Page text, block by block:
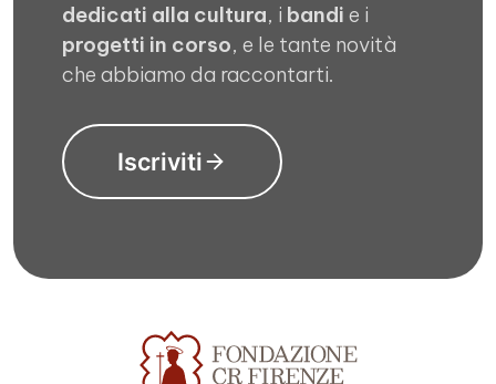
dedicati alla cultura, i bandi e i
progetti in corso, e le tante novità
che abbiamo da raccontarti.
Iscriviti